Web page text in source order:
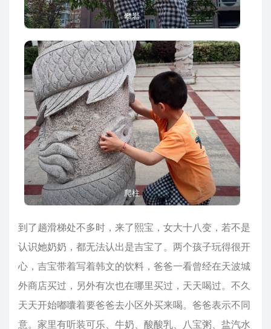
攀岩
爬柱
到了趟滑梯处不多时，来了熙宝，女大十八变，若不是
认识她奶奶，都无法认出是吉宝了。两个孩子玩得很开
心，吉宝带着写着韩文的饮料，爸爸一看曾经在天波城
外商店买过，另外有次也在哪里买过，天天喝过。不久
天天开始嘟囔着要爸爸去小区外买来喝。爸爸表示不同
意。家里有听装可乐、牛奶、酸酸乳、八宝粥、盐汽水